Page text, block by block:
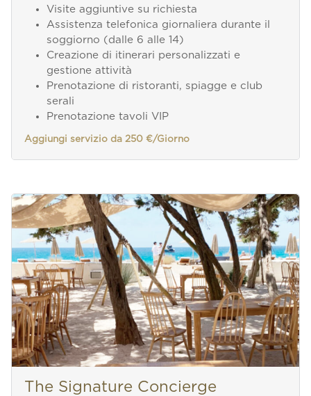
Visite aggiuntive su richiesta
Assistenza telefonica giornaliera durante il
soggiorno (dalle 6 alle 14)
Creazione di itinerari personalizzati e
gestione attività
Prenotazione di ristoranti, spiagge e club
serali
Prenotazione tavoli VIP
Aggiungi servizio da 250 €/Giorno
The Signature Concierge